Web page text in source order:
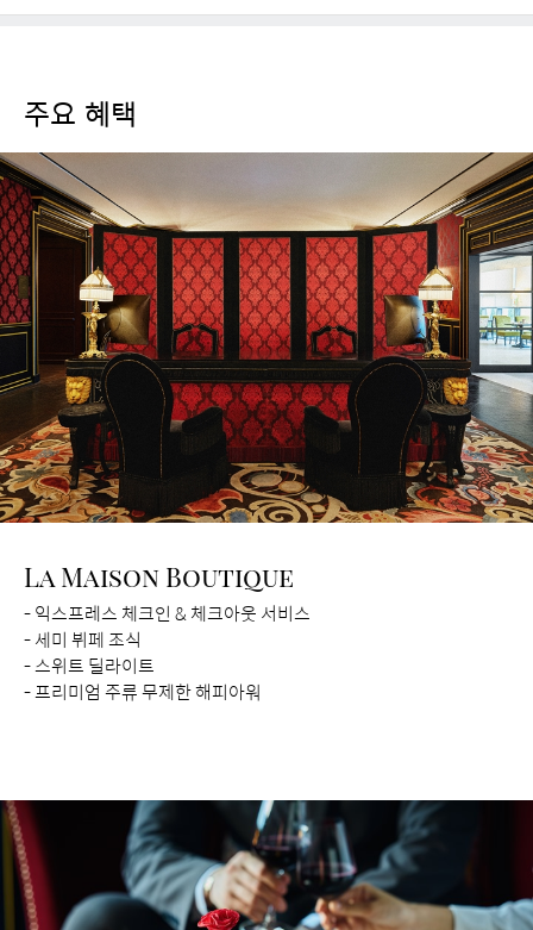
주요 혜택
La Maison Boutique
- 익스프레스 체크인 & 체크아웃 서비스
- 세미 뷔페 조식
- 스위트 딜라이트
- 프리미엄 주류 무제한 해피아워